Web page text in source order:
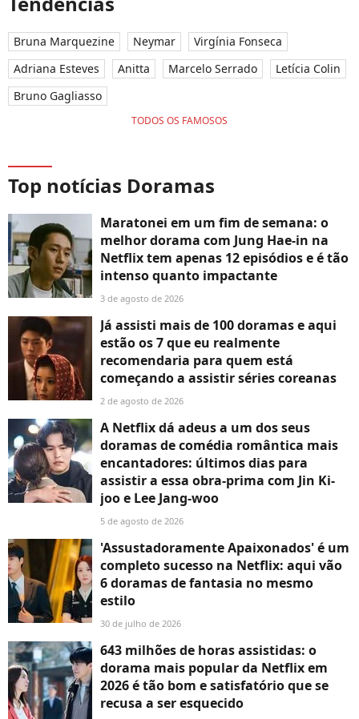
Bruna Marquezine Neymar
Virgínia Fonseca
Adriana Esteves
Anitta Marcelo Serrado
Letícia Colin
Bruno Gagliasso
TODOS OS FAMOSOS
Top notícias Doramas
Maratonei em um fim de semana: o
melhor dorama com Jung Hae-in na
Netflix tem apenas 12 episódios e é tão
intenso quanto impactante
3 de agosto de 2026
Já assisti mais de 100 doramas e aqui
estão os 7 que eu realmente
recomendaria para quem está
começando a assistir séries coreanas
2 de agosto de 2026
A Netflix dá adeus a um dos seus
doramas de comédia romântica mais
encantadores: últimos dias para
assistir a essa obra-prima com Jin Ki-
joo e Lee Jang-woo
5 de agosto de 2026
'Assustadoramente Apaixonados' é um
completo sucesso na Netflix: aqui vão
6 doramas de fantasia no mesmo
estilo
30 de julho de 2026
643 milhões de horas assistidas: o
dorama mais popular da Netflix em
2026 é tão bom e satisfatório que se
recusa a ser esquecido